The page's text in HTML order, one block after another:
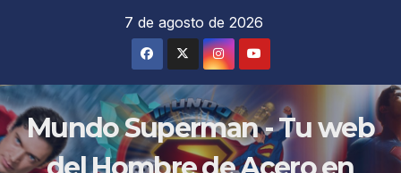
7 de agosto de 2026
Mundo Superman - Tu web